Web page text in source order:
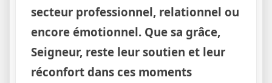
secteur professionnel, relationnel ou
encore émotionnel. Que sa grâce,
Seigneur, reste leur soutien et leur
réconfort dans ces moments